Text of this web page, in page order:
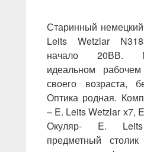
Старинный
Leits Wetzlar
начало 20ВВ.
идеальном
своего возраста,
Оптика родная.
– E. Leits Wetzlar х7,
Окуляр- E.
предметный